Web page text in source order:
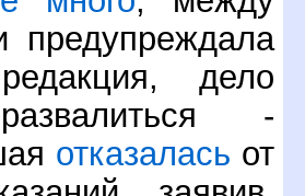
предупреждала
дело
-
отказалась от